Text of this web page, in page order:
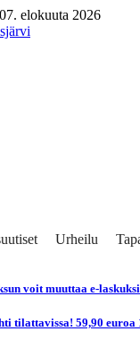
elokuuta 2026
Urheilu
voit muuttaa e-laskuksi
tilattavissa! 59,90 euroa